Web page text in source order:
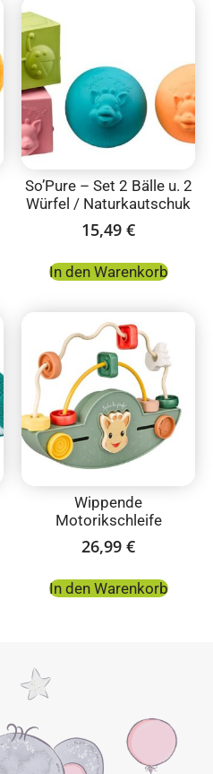
So’Pure – Set 2 Bälle u. 2
Würfel / Naturkautschuk
15,49 €
In den Warenkorb
Wippende
Motorikschleife
26,99 €
In den Warenkorb